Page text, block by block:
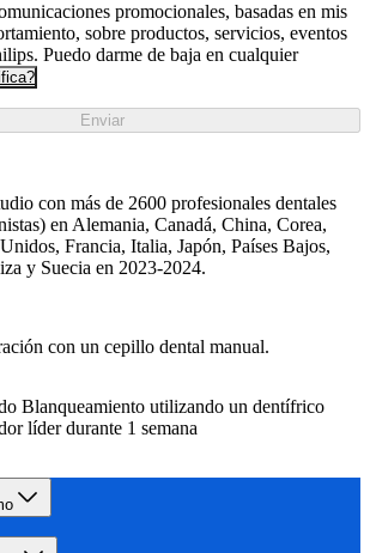
promocionales, basadas en mis
sobre productos, servicios, eventos
Puedo darme de baja en cualquier
Enviar
con más de 2600 profesionales dentales
en Alemania, Canadá, China, Corea,
Francia, Italia, Japón, Países Bajos,
y Suecia en 2023-2024.
con un cepillo dental manual.
Blanqueamiento utilizando un dentífrico
líder durante 1 semana